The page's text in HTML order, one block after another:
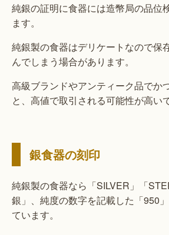
純銀の証明に食器には造幣局の品位
ます。
純銀製の食器はデリケートなので保
んでしまう場合があります。
高級ブランドやアンティーク品でか
と、高値で取引される可能性が高いで
銀食器の刻印
純銀製の食器なら「SILVER」「
銀」、純度の数字を記載した「950
ています。